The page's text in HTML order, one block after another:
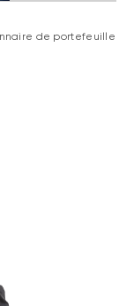
de portefeuille